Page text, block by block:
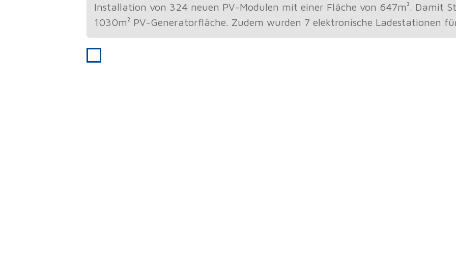
Installation von 324 neuen PV-Modulen mit einer Fläche von 647m². Damit
1030m² PV-Generatorfläche. Zudem wurden 7 elektronische Ladestationen
2024
20-jähriges Firmenjubiläum Firma WIR